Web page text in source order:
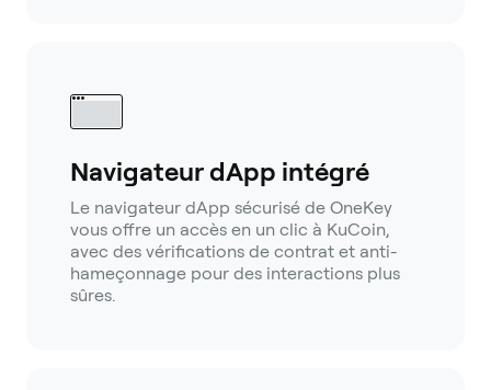
Navigateur dApp intégré
Le navigateur dApp sécurisé de OneKey
vous offre un accès en un clic à KuCoin,
avec des vérifications de contrat et anti-
hameçonnage pour des interactions plus
sûres.